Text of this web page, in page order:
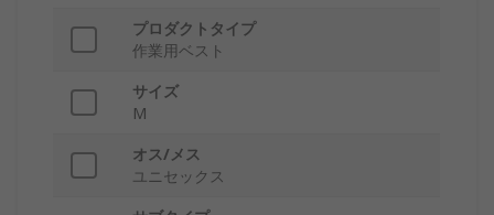
プロダクトタイプ
作業用ベスト
サイズ
M
オス/メス
ユニセックス